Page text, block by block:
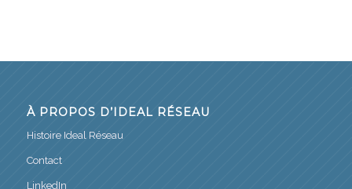
À PROPOS D’IDEAL RÉSEAU
Histoire Ideal Réseau
Contact
LinkedIn